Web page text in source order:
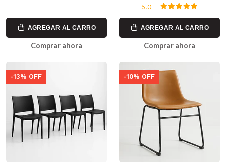
AGREGAR AL CARRO
Comprar ahora
5.0
AGREGAR AL CARRO
Comprar ahora
-13% OFF -10% OFF